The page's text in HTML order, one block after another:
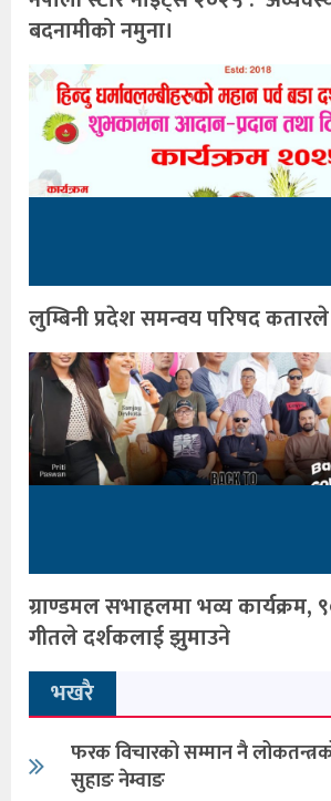
बदनामीको नमुना।
लुम्बिनी प्रदेश समन्वय परिषद
ग्राण्डमल सभाहलमा भव्य
गीतले दर्शकलाई झुमाउने
भखरै
फरक विचारको सम्मान नै
सुहाङ नेम्वाङ